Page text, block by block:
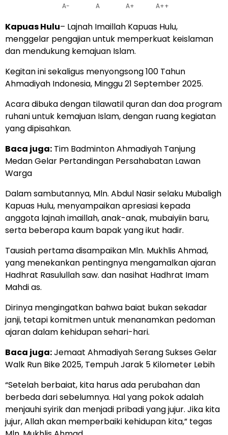
A- A A+ A++
Kapuas Hulu– Lajnah Imaillah Kapuas Hulu,
menggelar pengajian untuk memperkuat keislaman
dan mendukung kemajuan Islam.
Kegitan ini sekaligus menyongsong 100 Tahun
Ahmadiyah Indonesia, Minggu 21 September 2025.
Acara dibuka dengan tilawatil quran dan doa program
ruhani untuk kemajuan Islam, dengan ruang kegiatan
yang dipisahkan.
Baca juga: Tim Badminton Ahmadiyah Tanjung
Medan Gelar Pertandingan Persahabatan Lawan
Warga
Dalam sambutannya, Mln. Abdul Nasir selaku Mubaligh
Kapuas Hulu, menyampaikan apresiasi kepada
anggota lajnah imaillah, anak-anak, mubaiyiin baru,
serta beberapa kaum bapak yang ikut hadir.
Tausiah pertama disampaikan Mln. Mukhlis Ahmad,
yang menekankan pentingnya mengamalkan ajaran
Hadhrat Rasulullah saw. dan nasihat Hadhrat Imam
Mahdi as.
Dirinya mengingatkan bahwa baiat bukan sekadar
janji, tetapi komitmen untuk menanamkan pedoman
ajaran dalam kehidupan sehari-hari.
Baca juga:Jemaat Ahmadiyah Serang Sukses Gelar
Walk Run Bike 2025, Tempuh Jarak 5 Kilometer Lebih
“Setelah berbaiat, kita harus ada perubahan dan
berbeda dari sebelumnya. Hal yang pokok adalah
menjauhi syirik dan menjadi pribadi yang jujur. Jika kita
jujur, Allah akan memperbaiki kehidupan kita,” tegas